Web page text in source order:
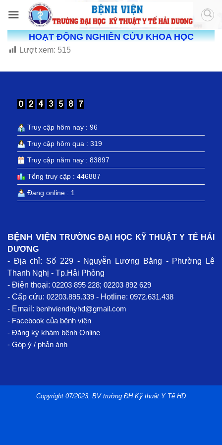
HOẠT ĐỘNG NGHIÊN CỨU KHOA HỌC
Lượt xem: 515
Truy cập hôm nay : 96
Truy cập hôm qua : 319
Truy cập năm nay : 83897
Tổng truy cập : 446887
Đang online : 1
BỆNH VIỆN TRƯỜNG ĐẠI HỌC KỸ THUẬT Y TẾ HẢI
DƯƠNG
- Địa chỉ: Số 229 - Nguyễn Lương Bằng - Phường Lê
Thanh Nghị - Tp.Hải Phòng
- Điện thoại: 02203 895 228; 02203 892 629
- Cấp cứu: 02203.895.339 - Hotline: 0972.631.438
- Email: benhviendhyhd@gmail.com
- Facebook của bệnh viện
- Đăng ký khám bệnh Online
- Góp ý / phản ánh
Copyright 07/2023, BV trường ĐH Kỹ thuật Y Tế HD